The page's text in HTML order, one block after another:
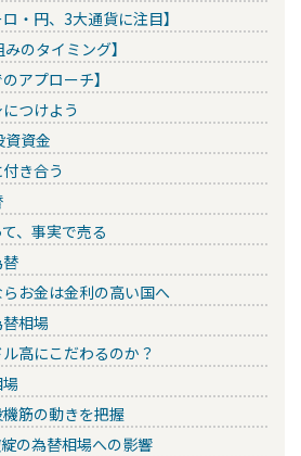
・円、3大通貨に注目】
のタイミング】
アプローチ】
つけよう
資資金
き合う
、事実で売る
お金は金利の高い国へ
相場
高にこだわるのか？
筋の動きを把握
の為替相場への影響